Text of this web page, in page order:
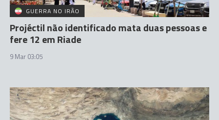
GUERRA NO IRÃO
Projéctil não identificado mata duas pessoas e
fere 12 em Riade
9 Mar 03:05